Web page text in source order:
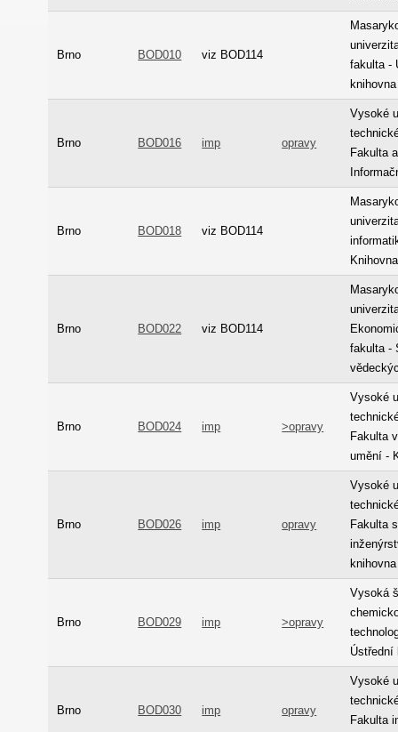
Brno BOD010 viz BOD114
fakulta -
knihovna
Brno BOD016 imp opravy
Vysoké
Fakulta
Brno BOD018 viz BOD114
Knihovna
Brno BOD022 viz BOD114
fakulta -
Brno BOD024 imp >opravy
Vysoké
Fakulta
umění -
Brno BOD026 imp opravy
Vysoké
Fakulta
knihovna
Brno BOD029 imp >opravy
Vysoká
Ústřední
Brno BOD030 imp opravy
Vysoké
Fakulta